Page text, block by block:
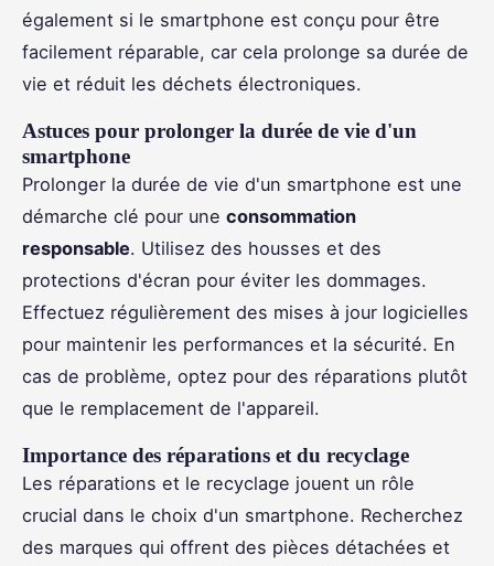
également si le smartphone est conçu pour être
facilement réparable, car cela prolonge sa durée de
vie et réduit les déchets électroniques.
Astuces pour prolonger la durée de vie d'un
smartphone
Prolonger la durée de vie d'un smartphone est une
démarche clé pour une consommation
responsable. Utilisez des housses et des
protections d'écran pour éviter les dommages.
Effectuez régulièrement des mises à jour logicielles
pour maintenir les performances et la sécurité. En
cas de problème, optez pour des réparations plutôt
que le remplacement de l'appareil.
Importance des réparations et du recyclage
Les réparations et le recyclage jouent un rôle
crucial dans le choix d'un smartphone. Recherchez
des marques qui offrent des pièces détachées et